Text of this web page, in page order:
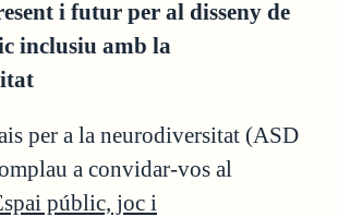
i futur per al disseny de
inclusiu amb la
per a la neurodiversitat (ASD
a convidar-vos al
públic, joc i